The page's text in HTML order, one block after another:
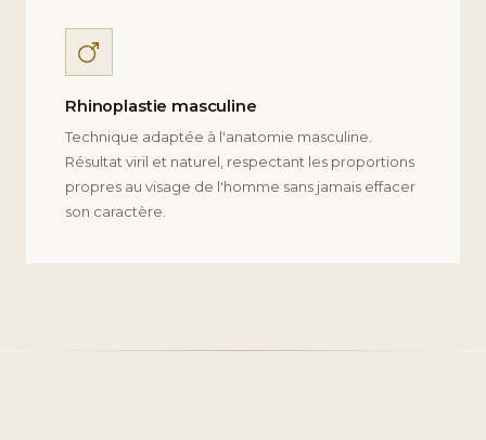
Rhinoplastie masculine
Technique adaptée à l'anatomie masculine.
Résultat viril et naturel, respectant les proportions
propres au visage de l'homme sans jamais effacer
son caractère.